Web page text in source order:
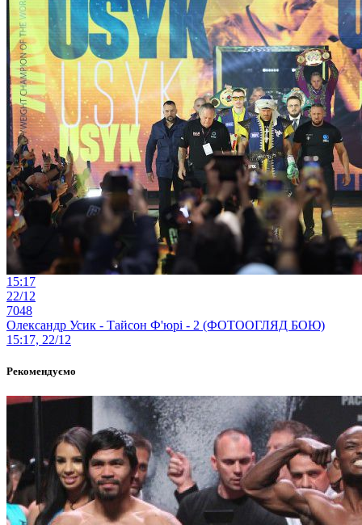
15:17
22/12
7048
Олександр Усик - Тайсон Ф'юрі - 2 (ФОТООГЛЯД БОЮ)
15:17, 22/12
Рекомендуємо